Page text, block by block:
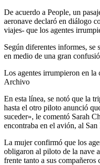
De acuerdo a People, un
aeronave declaró en diálogo
viajes- que los agentes
Según diferentes informes,
en medio de una gran
Los agentes irrumpieron en
Archivo
En esta línea, se notó que la
hasta el otro piloto anunció
suceder», le comentó Sarah
encontraba en el avión, al
La mujer confirmó que los
obligaron al piloto de la nave
frente tanto a sus compañeros